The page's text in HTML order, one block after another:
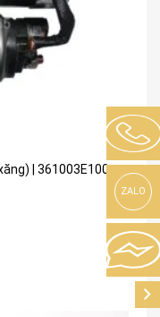
| 361003E100-
ZALO